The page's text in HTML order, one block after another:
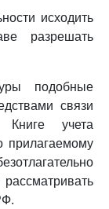
исходить
разрешать
подобные
связи
Книге учета
прилагаемому